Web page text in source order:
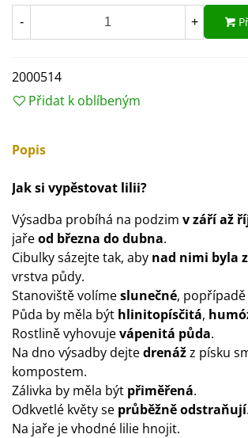
- +
2000514
Přidat k oblíbeným
Popis
Jak si vypěstovat lilii?
Výsadba probíhá na podzim v září až
jařeod března do dubna.
Cibulky sázejte tak, aby nad nimi byla
vrstva půdy.
Stanoviště volímeslunečné,
Půda by měla být hlinitopísčitá,
Rostlině vyhovujevápenitá půda.
Na dno výsadby dejtedrenážz písku
kompostem.
Zálivka by měla být přiměřená.
Odkvetlé květy se průběžně odstraňují.
Na jaře je vhodné lilie hnojit.